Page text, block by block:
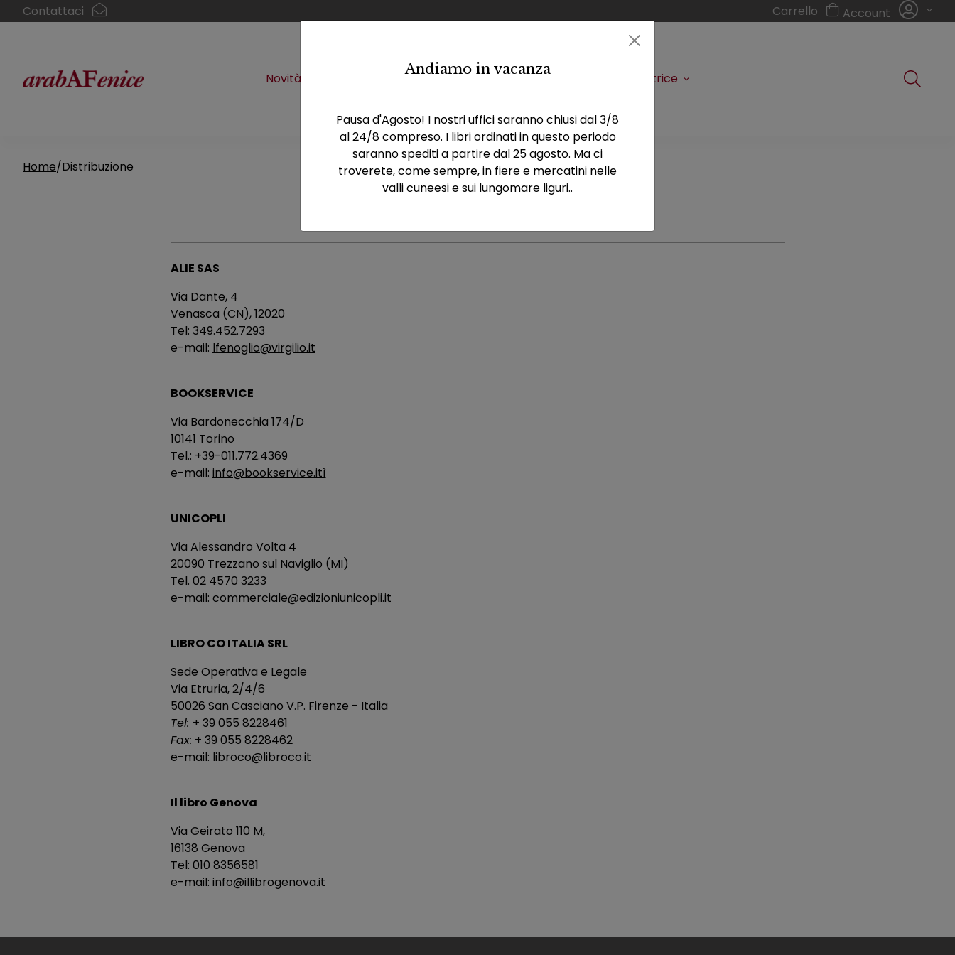
Contattaci Carrello Account
Novità Eventi Rassegna stampa La casa editrice
Home Distribuzione
Leggi il contenuto della pagina
ALIE SAS
Via Dante, 4
Venasca (CN), 12020
Tel: 349.452.7293
e-mail: lfenoglio@virgilio.it
BOOKSERVICE
Via Bardonecchia 174/D
10141 Torino
Tel.: +39-011.772.4369
e-mail: info@bookservice.itì
UNICOPLI
Via Alessandro Volta 4
20090 Trezzano sul Naviglio (MI)
Tel. 02 4570 3233
e-mail: commerciale@edizioniunicopli.it
LIBRO CO ITALIA SRL
Sede Operativa e Legale
Via Etruria, 2/4/6
50026 San Casciano V.P. Firenze - Italia
Tel: + 39 055 8228461
Fax: + 39 055 8228462
e-mail: libroco@libroco.it
Il libro Genova
Via Geirato 110 M,
16138 Genova
Tel: 010 8356581
e-mail: info@illibrogenova.it
Andiamo in vacanza
Pausa d'Agosto! I nostri uffici saranno chiusi dal 3/8
al 24/8 compreso. I libri ordinati in questo periodo
saranno spediti a partire dal 25 agosto. Ma ci
troverete, come sempre, in fiere e mercatini nelle
valli cuneesi e sui lungomare liguri..